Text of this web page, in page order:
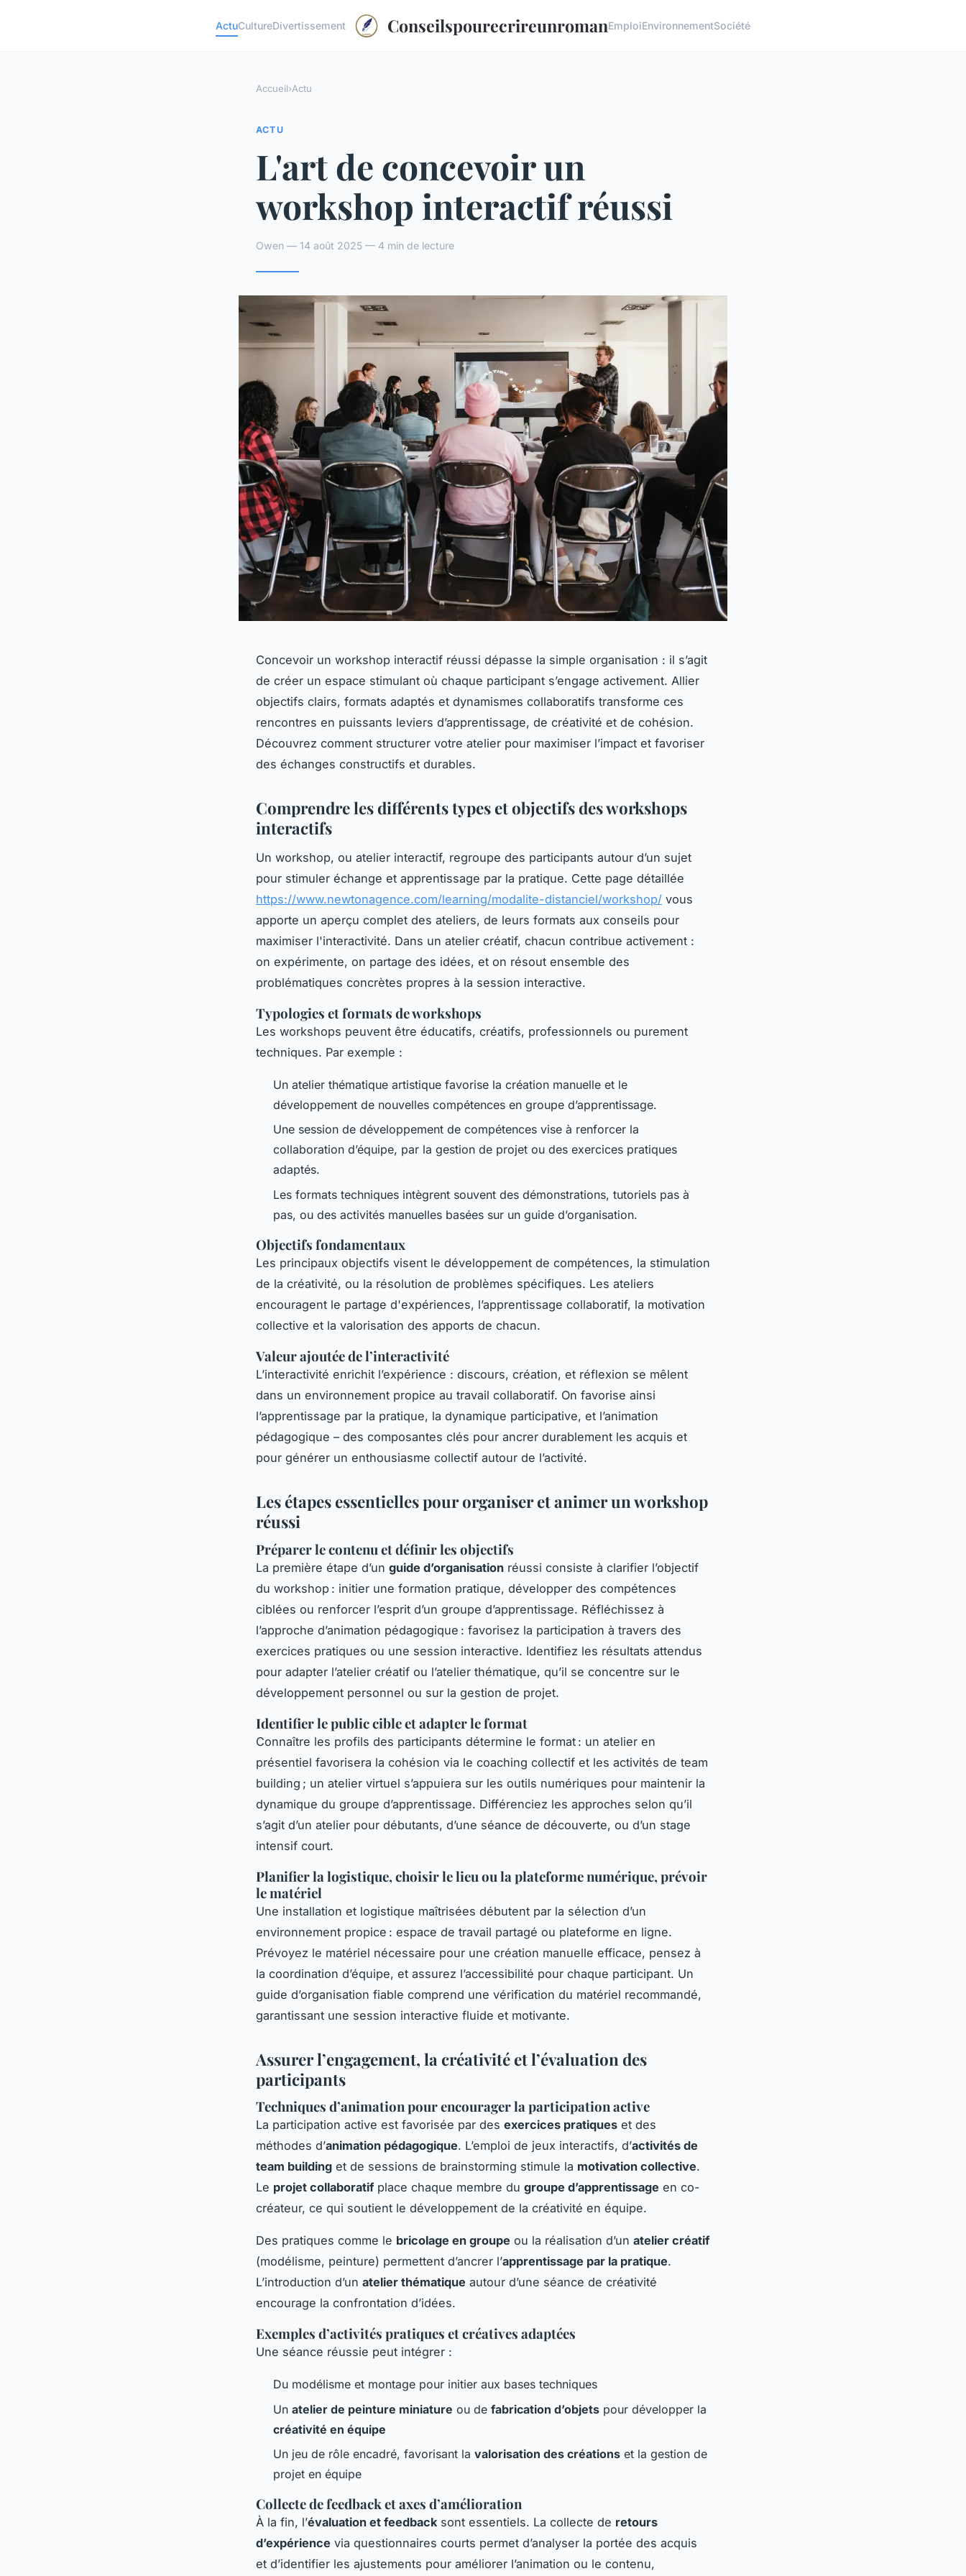
ActuCultureDivertissement ConseilspourecrireunromanEmploiEnvironnementSociété
Accueil›Actu
ACTU
L'art de concevoir un
workshop interactif réussi
Owen — 14 août 2025 — 4 min de lecture
Concevoir un workshop interactif réussi dépasse la simple organisation : il s’agit
de créer un espace stimulant où chaque participant s’engage activement. Allier
objectifs clairs, formats adaptés et dynamismes collaboratifs transforme ces
rencontres en puissants leviers d’apprentissage, de créativité et de cohésion.
Découvrez comment structurer votre atelier pour maximiser l’impact et favoriser
des échanges constructifs et durables.
Comprendre les différents types et objectifs des workshops
interactifs
Un workshop, ou atelier interactif, regroupe des participants autour d’un sujet
pour stimuler échange et apprentissage par la pratique. Cette page détaillée
https://www.newtonagence.com/learning/modalite-distanciel/workshop/ vous
apporte un aperçu complet des ateliers, de leurs formats aux conseils pour
maximiser l'interactivité. Dans un atelier créatif, chacun contribue activement :
on expérimente, on partage des idées, et on résout ensemble des
problématiques concrètes propres à la session interactive.
Typologies et formats de workshops
Les workshops peuvent être éducatifs, créatifs, professionnels ou purement
techniques. Par exemple :
Un atelier thématique artistique favorise la création manuelle et le
développement de nouvelles compétences en groupe d’apprentissage.
Une session de développement de compétences vise à renforcer la
collaboration d’équipe, par la gestion de projet ou des exercices pratiques
adaptés.
Les formats techniques intègrent souvent des démonstrations, tutoriels pas à
pas, ou des activités manuelles basées sur un guide d’organisation.
Objectifs fondamentaux
Les principaux objectifs visent le développement de compétences, la stimulation
de la créativité, ou la résolution de problèmes spécifiques. Les ateliers
encouragent le partage d'expériences, l’apprentissage collaboratif, la motivation
collective et la valorisation des apports de chacun.
Valeur ajoutée de l’interactivité
L’interactivité enrichit l’expérience : discours, création, et réflexion se mêlent
dans un environnement propice au travail collaboratif. On favorise ainsi
l’apprentissage par la pratique, la dynamique participative, et l’animation
pédagogique – des composantes clés pour ancrer durablement les acquis et
pour générer un enthousiasme collectif autour de l’activité.
Les étapes essentielles pour organiser et animer un workshop
réussi
Préparer le contenu et définir les objectifs
La première étape d’un guide d’organisation réussi consiste à clarifier l’objectif
du workshop : initier une formation pratique, développer des compétences
ciblées ou renforcer l’esprit d’un groupe d’apprentissage. Réfléchissez à
l’approche d’animation pédagogique : favorisez la participation à travers des
exercices pratiques ou une session interactive. Identifiez les résultats attendus
pour adapter l’atelier créatif ou l’atelier thématique, qu’il se concentre sur le
développement personnel ou sur la gestion de projet.
Identifier le public cible et adapter le format
Connaître les profils des participants détermine le format : un atelier en
présentiel favorisera la cohésion via le coaching collectif et les activités de team
building ; un atelier virtuel s’appuiera sur les outils numériques pour maintenir la
dynamique du groupe d’apprentissage. Différenciez les approches selon qu’il
s’agit d’un atelier pour débutants, d’une séance de découverte, ou d’un stage
intensif court.
Planifier la logistique, choisir le lieu ou la plateforme numérique, prévoir
le matériel
Une installation et logistique maîtrisées débutent par la sélection d’un
environnement propice : espace de travail partagé ou plateforme en ligne.
Prévoyez le matériel nécessaire pour une création manuelle efficace, pensez à
la coordination d’équipe, et assurez l’accessibilité pour chaque participant. Un
guide d’organisation fiable comprend une vérification du matériel recommandé,
garantissant une session interactive fluide et motivante.
Assurer l’engagement, la créativité et l’évaluation des
participants
Techniques d’animation pour encourager la participation active
La participation active est favorisée par des exercices pratiques et des
méthodes d’animation pédagogique. L’emploi de jeux interactifs, d’activités de
team building et de sessions de brainstorming stimule la motivation collective.
Le projet collaboratifplace chaque membre du groupe d’apprentissage en co-
créateur, ce qui soutient le développement de la créativité en équipe.
Des pratiques comme le bricolage en groupe ou la réalisation d’un atelier créatif
(modélisme, peinture) permettent d’ancrer l’apprentissage par la pratique.
L’introduction d’un atelier thématique autour d’une séance de créativité
encourage la confrontation d’idées.
Exemples d’activités pratiques et créatives adaptées
Une séance réussie peut intégrer :
Du modélisme et montage pour initier aux bases techniques
Un atelier de peinture miniature ou de fabrication d’objets pour développer la
créativité en équipe
Un jeu de rôle encadré, favorisant la valorisation des créations et la gestion de
projet en équipe
Collecte de feedback et axes d’amélioration
À la fin, l’évaluation et feedback sont essentiels. La collecte de retours
d’expérience via questionnaires courts permet d’analyser la portée des acquis
et d’identifier les ajustements pour améliorer l’animation ou le contenu,